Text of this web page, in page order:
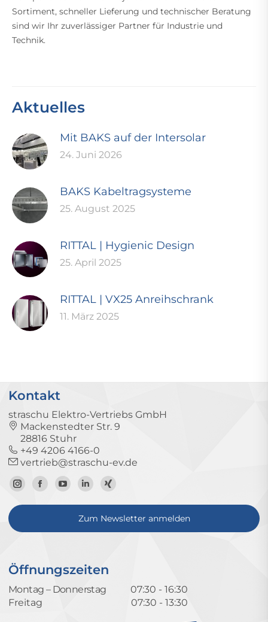
Sortiment, schneller Lieferung und technischer Beratung
sind wir Ihr zuverlässiger Partner für Industrie und
Technik.
Aktuelles
Mit BAKS auf der Intersolar
24. Juni 2026
BAKS Kabeltragsysteme
25. August 2025
RITTAL | Hygienic Design
25. April 2025
RITTAL | VX25 Anreihschrank
11. März 2025
Kontakt
straschu Elektro-Vertriebs GmbH
Mackenstedter Str. 9
28816 Stuhr
+49 4206 4166-0
vertrieb@straschu-ev.de
Zum
Instagram-
Zur
Facebook-
Zum
YouTube-
Kanal
Zum
LinkedIn-
Profil
Zum
Xing-
Profil
Zum Newsletter anmelden
Öffnungszeiten
Montag – Donnerstag
07:30 - 16:30
Freitag
07:30 - 13:30